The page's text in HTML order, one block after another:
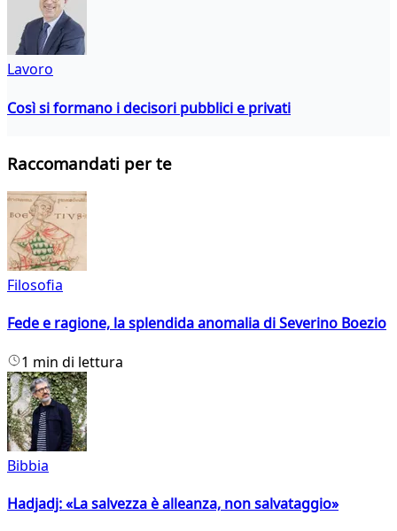
Lavoro
Così si formano i decisori pubblici e privati
Raccomandati per te
Filosofia
Fede e ragione, la splendida anomalia di Severino Boezio
1 min di lettura
Bibbia
Hadjadj: «La salvezza è alleanza, non salvataggio»